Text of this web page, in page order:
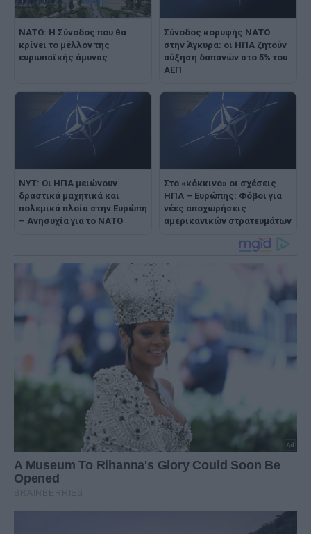
ΝΑΤΟ: Η Σύνοδος που θα
κρίνει το μέλλον της
ευρωπαϊκής άμυνας
Σύνοδος κορυφής ΝΑΤΟ
στην Άγκυρα: οι ΗΠΑ ζητούν
αύξηση δαπανών στο 5% του
ΑΕΠ
NYT: Οι ΗΠΑ μειώνουν
δραστικά μαχητικά και
πολεμικά πλοία στην Ευρώπη
– Ανησυχία για το ΝΑΤΟ
Στο «κόκκινο» οι σχέσεις
ΗΠΑ – Ευρώπης: Φόβοι για
νέες αποχωρήσεις
αμερικανικών στρατευμάτων